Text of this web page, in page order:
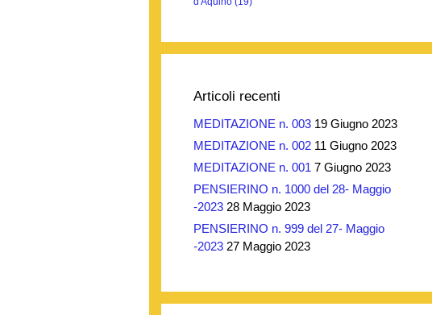
Articoli recenti
MEDITAZIONE n. 003 19 Giugno 2023
MEDITAZIONE n. 002 11 Giugno 2023
MEDITAZIONE n. 001 7 Giugno 2023
PENSIERINO n. 1000 del 28- Maggio
-2023 28 Maggio 2023
PENSIERINO n. 999 del 27- Maggio
-2023 27 Maggio 2023